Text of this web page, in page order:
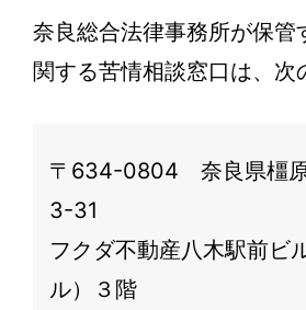
奈良総合法律事務所が保管
関する苦情相談窓口は、次
〒634-0804 奈良県橿
3-31
フクダ不動産八木駅前ビ
ル）３階